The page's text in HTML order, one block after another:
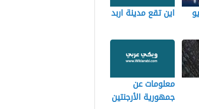
اين تقع مدينة اربد
معلومات عن
جمهورية الأرجنتين